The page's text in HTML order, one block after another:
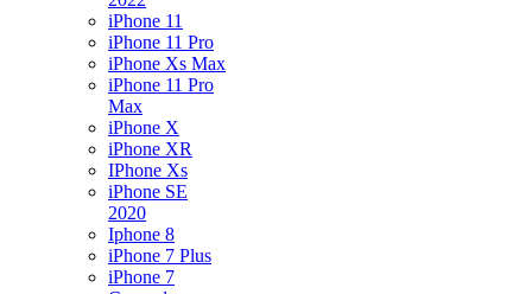
iPhone 11
iPhone 11 Pro
iPhone Xs Max
iPhone 11 Pro
Max
iPhone X
iPhone XR
IPhone Xs
iPhone SE
2020
Iphone 8
iPhone 7 Plus
iPhone 7